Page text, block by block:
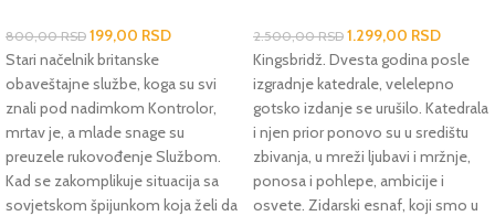
800,00RSD 199,00 RSD
Stari načelnik britanske
obaveštajne službe, koga su svi
znali pod nadimkom Kontrolor,
mrtav je, a mlade snage su
preuzele rukovođenje Službom.
Kad se zakomplikuje situacija sa
sovjetskom špijunkom koja želi da
2.500,00RSD 1.299,00 RSD
Kingsbridž. Dvesta godina posle
izgradnje katedrale, velelepno
gotsko izdanje se urušilo. Katedrala
i njen prior ponovo su u središtu
zbivanja, u mreži ljubavi i mržnje,
ponosa i pohlepe, ambicije i
osvete. Zidarski esnaf, koji smo u